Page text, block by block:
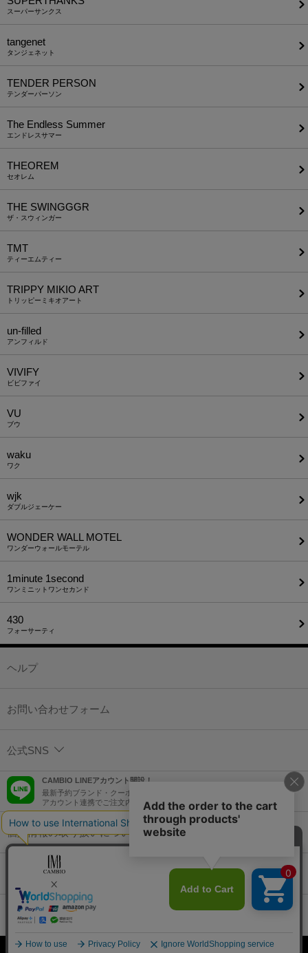
スーパーサンクス
tangenet
タンジェネット
TENDER PERSON
テンダーパーソン
The Endless Summer
エンドレスサマー
THEOREM
セオレム
THE SWINGGGR
ザ・スウィンガー
TMT
ティーエムティー
TRIPPY MIKIO ART
トリッピーミキオアート
un-filled
アンフィルド
VIVIFY
ビビファイ
VU
ブウ
waku
ワク
wjk
ダブルジェーケー
WONDER WALL MOTEL
ワンダーウォールモーテル
1minute​ 1second
ワンミニットワンセカンド
430
フォーサーティ
ヘルプ
お問い合わせフォーム
公式SNS
CAMBIO LINEアカウント開設！
最新予約ブランド・クーポン情報などを配信！
アカウント連携でご注文内容をLINEでも確認可能！
個人情報の取り扱いについて
特定商取引法に基づく表示
コーポレートサイト